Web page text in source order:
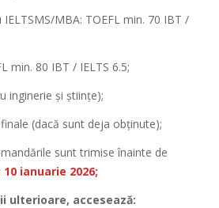
IELTSMS/MBA: TOEFL min. 70 IBT /
min. 80 IBT / IELTS 6.5;
inginerie și științe);
(dacă sunt deja obținute);
sunt trimise înainte de
ianuarie 2026;
ulterioare, accesează: